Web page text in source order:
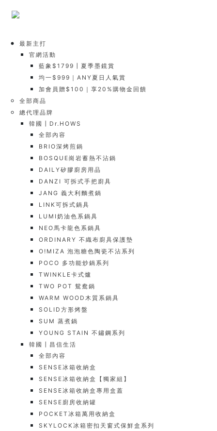
最新主打
官網活動
藍象$1799┃夏季墨鏡賞
均一$999｜ANY夏日人氣賞
加會員贈$100｜享20%購物金回饋
全部商品
總代理品牌
韓國┃Dr.HOWS
全部內容
BRIO深烤煎鍋
BOSQUE崗岩蓄熱不沾鍋
DAILY矽膠廚房用品
DANZI 可拆式手把廚具
JANG 義大利麵煮鍋
LINK可拆式鍋具
LUMI奶油色系鍋具
NEO馬卡龍色系鍋具
ORDINARY 不織布廚具保護墊
O!MIZA 泡泡糖色陶瓷不沾系列
POCO 多功能炒鍋系列
TWINKLE卡式爐
TWO POT 鴛鴦鍋
WARM WOOD木質系鍋具
SOLID方形烤盤
SUM 蒸煮鍋
YOUNG STAIN 不鏽鋼系列
韓國┃昌信生活
全部內容
SENSE冰箱收納盒
SENSE冰箱收納盒【獨家組】
SENSE冰箱收納盒專用盒蓋
SENSE廚房收納罐
POCKET冰箱萬用收納盒
SKYLOCK冰箱密扣天窗式保鮮盒系列